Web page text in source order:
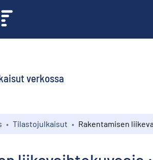
verkossa
Tilastojulkaisut